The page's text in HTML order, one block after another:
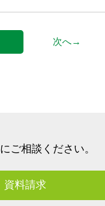
次へ→
ご相談ください。
資料請求